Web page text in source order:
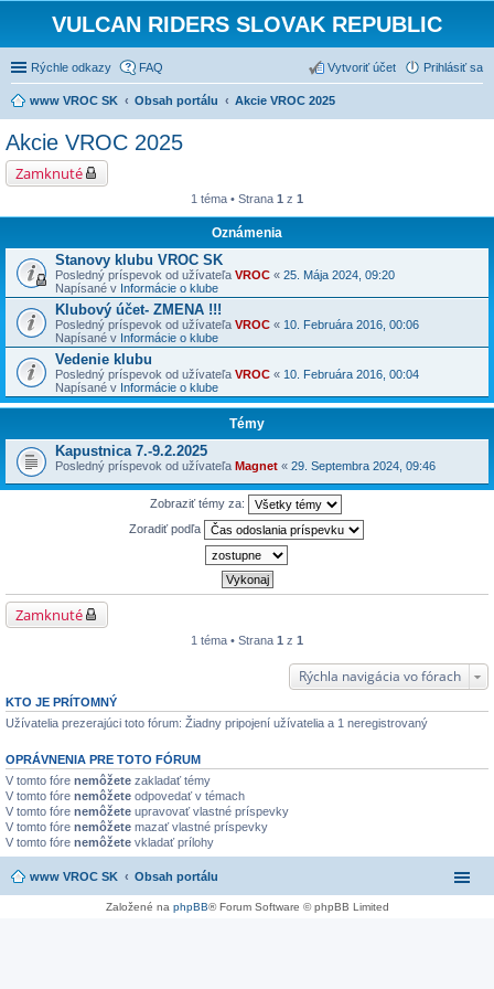
VULCAN RIDERS SLOVAK REPUBLIC
Rýchle odkazy FAQ Prihlásiť sa
Vytvoriť účet
www VROC SK Obsah portálu Akcie VROC 2025
Akcie VROC 2025
Zamknuté
1 téma • Strana 1 z 1
Oznámenia
Stanovy klubu VROC SK
Posledný príspevok od užívateľa VROC « 25. Mája 2024, 09:20
Napísané v Informácie o klube
Klubový účet- ZMENA !!!
Posledný príspevok od užívateľa VROC « 10. Februára 2016, 00:06
Napísané v Informácie o klube
Vedenie klubu
Posledný príspevok od užívateľa VROC « 10. Februára 2016, 00:04
Napísané v Informácie o klube
Témy
Kapustnica 7.-9.2.2025
Posledný príspevok od užívateľa Magnet « 29. Septembra 2024, 09:46
Zobraziť témy za:
Zoradiť podľa
Zamknuté
1 téma • Strana 1 z 1
Rýchla navigácia vo fórach
KTO JE PRÍTOMNÝ
Užívatelia prezerajúci toto fórum: Žiadny pripojení užívatelia a 1 neregistrovaný
OPRÁVNENIA PRE TOTO FÓRUM
V tomto fóre nemôžete zakladať témy
V tomto fóre nemôžete odpovedať v témach
V tomto fóre nemôžete upravovať vlastné príspevky
V tomto fóre nemôžete mazať vlastné príspevky
V tomto fóre nemôžete vkladať prílohy
www VROC SK Obsah portálu
Založené na phpBB® Forum Software © phpBB Limited